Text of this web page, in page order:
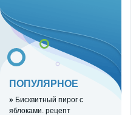
ПОПУЛЯРНОЕ
» Бисквитный пирог с
яблоками. рецепт